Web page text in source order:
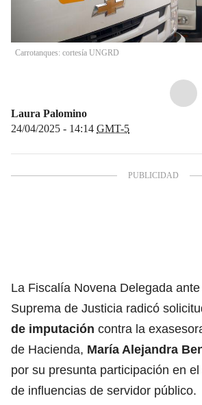
Carrotanques: cortesía UNGRD
Laura Palomino
24/04/2025 - 14:14 GMT-5
La Fiscalía Novena Delegada
Suprema de Justicia radicó
de imputación contra la
de Hacienda, María Alejandra
por su presunta participación en
de influencias de servidor público.